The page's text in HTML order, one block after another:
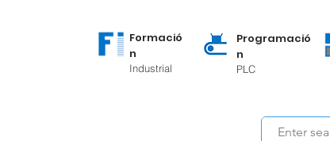
Formació
n
Industrial
Programació
n
PLC